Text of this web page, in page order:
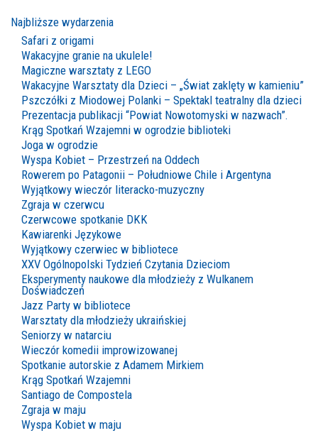
Najbliższe wydarzenia
Safari z origami
Wakacyjne granie na ukulele!
Magiczne warsztaty z LEGO
Wakacyjne Warsztaty dla Dzieci – „Świat zaklęty w kamieniu”
Pszczółki z Miodowej Polanki – Spektakl teatralny dla dzieci
Prezentacja publikacji “Powiat Nowotomyski w nazwach”.
Krąg Spotkań Wzajemni w ogrodzie biblioteki
Joga w ogrodzie
Wyspa Kobiet – Przestrzeń na Oddech
Rowerem po Patagonii – Południowe Chile i Argentyna
Wyjątkowy wieczór literacko-muzyczny
Zgraja w czerwcu
Czerwcowe spotkanie DKK
Kawiarenki Językowe
Wyjątkowy czerwiec w bibliotece
XXV Ogólnopolski Tydzień Czytania Dzieciom
Eksperymenty naukowe dla młodzieży z Wulkanem
Doświadczeń
Jazz Party w bibliotece
Warsztaty dla młodzieży ukraińskiej
Seniorzy w natarciu
Wieczór komedii improwizowanej
Spotkanie autorskie z Adamem Mirkiem
Krąg Spotkań Wzajemni
Santiago de Compostela
Zgraja w maju
Wyspa Kobiet w maju